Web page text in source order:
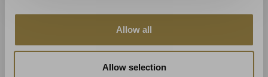
Allow all
Allow selection